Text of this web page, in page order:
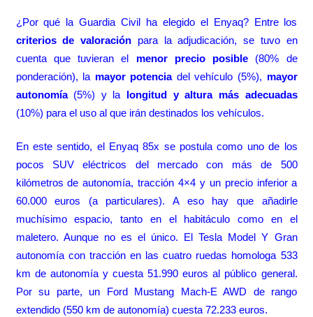
¿Por qué la Guardia Civil ha elegido el Enyaq? Entre los
criterios de valoración para la adjudicación, se tuvo en
cuenta que tuvieran el menor precio posible (80% de
ponderación), la mayor potenciadel vehículo (5%), mayor
autonomía(5%) y la longitud y altura más adecuadas
(10%) para el uso al que irán destinados los vehículos.
En este sentido, el Enyaq 85x se postula como uno de los
pocos SUV eléctricos del mercado con más de 500
kilómetros de autonomía, tracción 4×4 y un precio inferior a
60.000 euros (a particulares). A eso hay que añadirle
muchísimo espacio, tanto en el habitáculo como en el
maletero. Aunque no es el único. El Tesla Model Y Gran
autonomía con tracción en las cuatro ruedas homologa 533
km de autonomía y cuesta 51.990 euros al público general.
Por su parte, un Ford Mustang Mach-E AWD de rango
extendido (550 km de autonomía) cuesta 72.233 euros.